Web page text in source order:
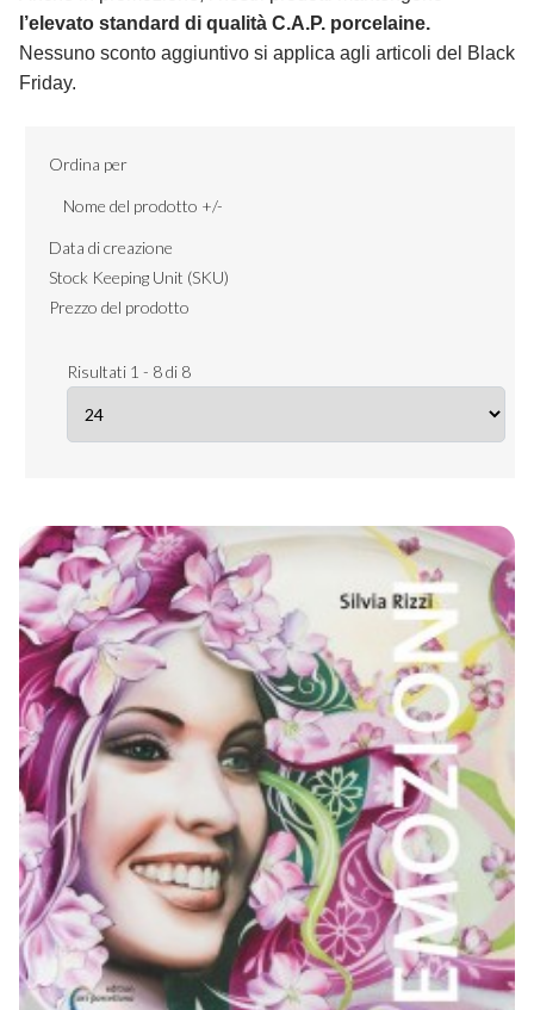
l’elevato standard di qualità C.A.P. porcelaine.
Nessuno sconto aggiuntivo si applica agli articoli del Black
Friday.
Ordina per
Nome del prodotto +/-
Data di creazione
Stock Keeping Unit (SKU)
Prezzo del prodotto
Risultati 1 - 8 di 8